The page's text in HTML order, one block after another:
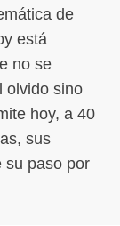
de
está
no se
olvido sino
hoy, a 40
sus
su paso por